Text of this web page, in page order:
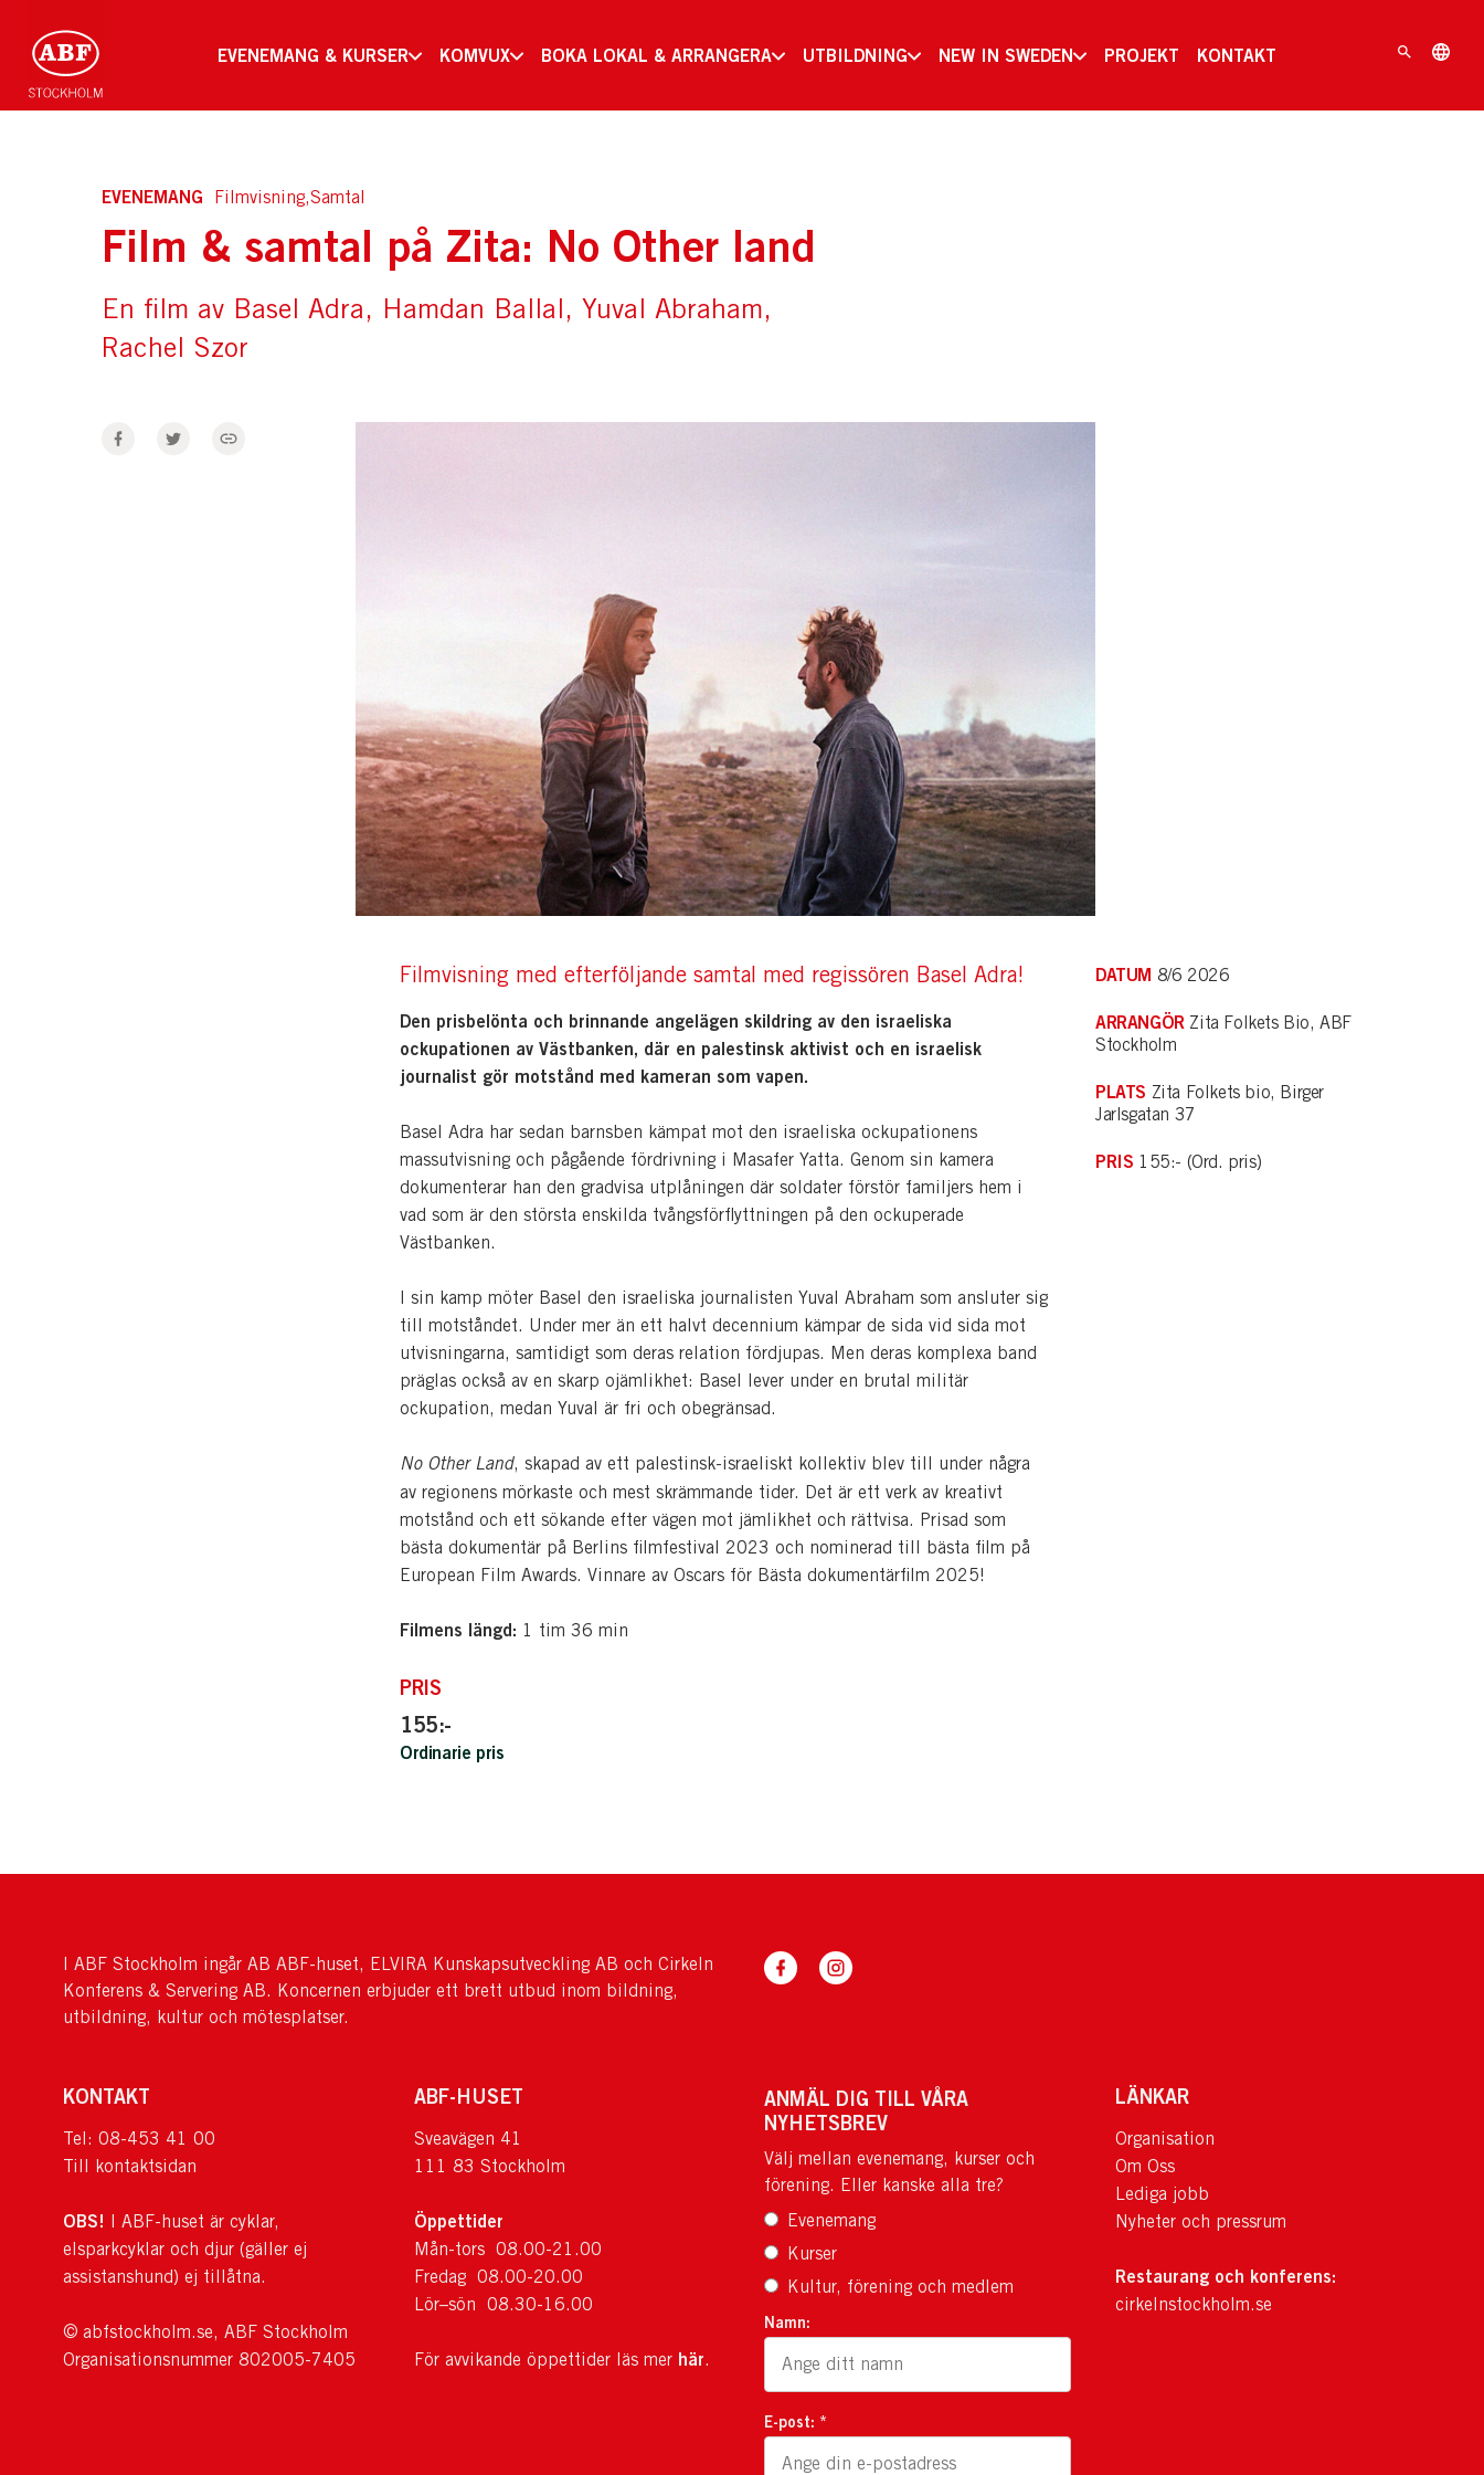
EVENEMANG & KURSER KOMVUX BOKA LOKAL & ARRANGERA UTBILDNING NEW IN SWEDEN PROJEKT KONTAKT
EVENEMANG Filmvisning,Samtal
Film & samtal på Zita: No Other land
En film av Basel Adra, Hamdan Ballal, Yuval Abraham,
Rachel Szor
Filmvisning med efterföljande samtal med regissören Basel Adra!
Den prisbelönta och brinnande angelägen skildring av den israeliska
ockupationen av Västbanken, där en palestinsk aktivist och en israelisk
journalist gör motstånd med kameran som vapen.
Basel Adra har sedan barnsben kämpat mot den israeliska ockupationens
massutvisning och pågående fördrivning i Masafer Yatta. Genom sin kamera
dokumenterar han den gradvisa utplåningen där soldater förstör familjers hem i
vad som är den största enskilda tvångsförflyttningen på den ockuperade
Västbanken.
I sin kamp möter Basel den israeliska journalisten Yuval Abraham som ansluter sig
till motståndet. Under mer än ett halvt decennium kämpar de sida vid sida mot
utvisningarna, samtidigt som deras relation fördjupas. Men deras komplexa band
präglas också av en skarp ojämlikhet: Basel lever under en brutal militär
ockupation, medan Yuval är fri och obegränsad.
No Other Land, skapad av ett palestinsk-israeliskt kollektiv blev till under några
av regionens mörkaste och mest skrämmande tider. Det är ett verk av kreativt
motstånd och ett sökande efter vägen mot jämlikhet och rättvisa. Prisad som
bästa dokumentär på Berlins filmfestival 2023 och nominerad till bästa film på
European Film Awards. Vinnare av Oscars för Bästa dokumentärfilm 2025!
Filmens längd: 1 tim 36 min
PRIS
155:-
Ordinarie pris
DATUM 8/6 2026
ARRANGÖRZita Folkets Bio, ABF
Stockholm
PLATS Zita Folkets bio, Birger
Jarlsgatan 37
PRIS 155:- (Ord. pris)
I ABF Stockholm ingår AB ABF-huset, ELVIRA Kunskapsutveckling AB och Cirkeln
Konferens & Servering AB. Koncernen erbjuder ett brett utbud inom bildning,
utbildning, kultur och mötesplatser.
KONTAKT
Tel: 08-453 41 00
Till kontaktsidan
OBS! I ABF-huset är cyklar,
elsparkcyklar och djur (gäller ej
assistanshund) ej tillåtna.
© abfstockholm.se, ABF Stockholm
Organisationsnummer 802005-7405
ABF-HUSET
Sveavägen 41
111 83 Stockholm
Öppettider
Mån-tors 08.00-21.00
Fredag 08.00-20.00
Lör–sön 08.30-16.00
För avvikande öppettider läs mer här.
ANMÄL DIG TILL VÅRA
NYHETSBREV
Välj mellan evenemang, kurser och
förening. Eller kanske alla tre?
Evenemang
Kurser
Kultur, förening och medlem
Namn:
E-post: *
LÄNKAR
Organisation
Om Oss
Lediga jobb
Nyheter och pressrum
Restaurang och konferens:
cirkelnstockholm.se